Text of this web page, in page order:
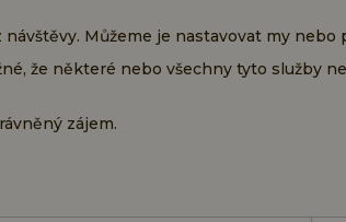
Můžeme je nastavovat my
že některé nebo všechny tyto služby
zájem.